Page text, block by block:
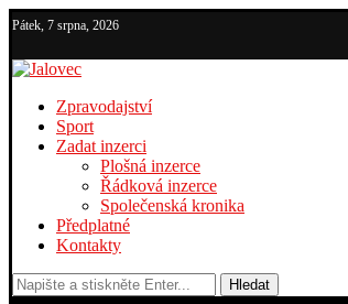
Pátek, 7 srpna, 2026
Zpravodajství
Sport
Zadat inzerci
Plošná inzerce
Řádková inzerce
Společenská kronika
Předplatné
Kontakty
Hledat